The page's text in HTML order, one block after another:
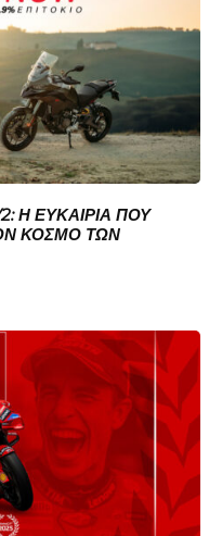
Η ΕΥΚΑΙΡΊΑ ΠΟΥ
ΚΌΣΜΟ ΤΩΝ